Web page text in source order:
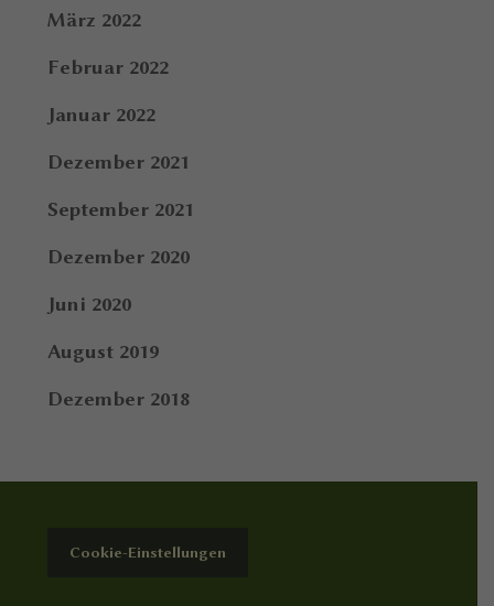
März 2022
Februar 2022
Januar 2022
Dezember 2021
September 2021
Dezember 2020
Juni 2020
August 2019
Dezember 2018
Cookie-Einstellungen